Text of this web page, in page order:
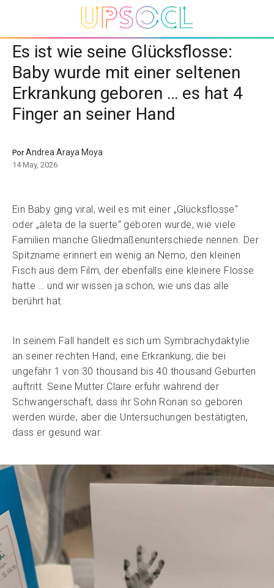
Es ist wie seine Glücksflosse:
Baby wurde mit einer seltenen
Erkrankung geboren … es hat 4
Finger an seiner Hand
PorAndrea Araya Moya
14 May, 2026
Ein Baby ging viral, weil es mit einer „Glücksflosse“
oder „aleta de la suerte“ geboren wurde, wie viele
Familien manche Gliedmaßenunterschiede nennen. Der
Spitzname erinnert ein wenig an Nemo, den kleinen
Fisch aus dem Film, der ebenfalls eine kleinere Flosse
hatte … und wir wissen ja schon, wie uns das alle
berührt hat.
In seinem Fall handelt es sich um Symbrachydaktylie
an seiner rechten Hand, eine Erkrankung, die bei
ungefähr 1 von 30 thousand bis 40 thousand Geburten
auftritt. Seine Mutter Claire erfuhr während der
Schwangerschaft, dass ihr Sohn Ronan so geboren
werden würde, aber die Untersuchungen bestätigten,
dass er gesund war.